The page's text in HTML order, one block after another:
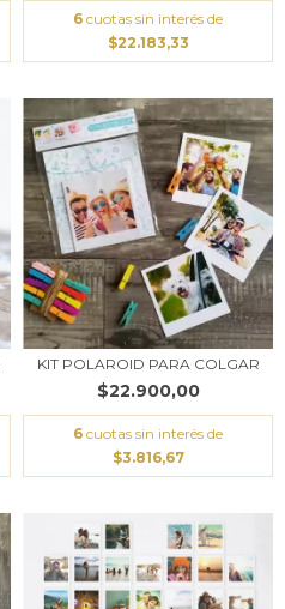
6 cuotas sin interés de
$22.183,33
KIT POLAROID PARA COLGAR
$22.900,00
6 cuotas sin interés de
$3.816,67